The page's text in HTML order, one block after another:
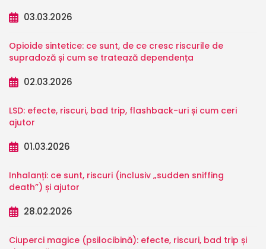
03.03.2026
Opioide sintetice: ce sunt, de ce cresc riscurile de
supradoză și cum se tratează dependența
02.03.2026
LSD: efecte, riscuri, bad trip, flashback-uri și cum ceri
ajutor
01.03.2026
Inhalanți: ce sunt, riscuri (inclusiv „sudden sniffing
death”) și ajutor
28.02.2026
Ciuperci magice (psilocibină): efecte, riscuri, bad trip și